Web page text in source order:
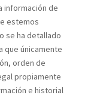
información de
estemos
se ha detallado
que únicamente
orden de
propiamente
e historial